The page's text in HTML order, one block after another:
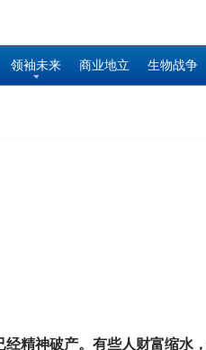
领袖未来 商业地立 生物战争
精神破产。有些人财富缩水